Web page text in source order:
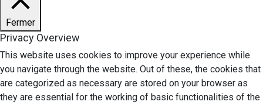
Fermer
Privacy Overview
This website uses cookies to improve your experience while
you navigate through the website. Out of these, the cookies that
are categorized as necessary are stored on your browser as
they are essential for the working of basic functionalities of the